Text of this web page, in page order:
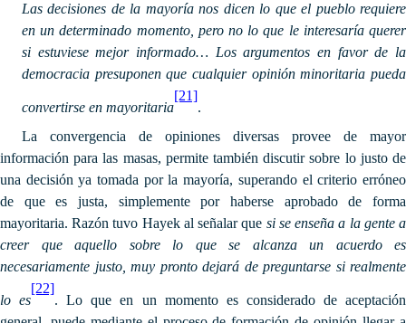
Las decisiones de la mayoría nos dicen lo que el pueblo requiere
en un determinado momento, pero no lo que le interesaría querer
si estuviese mejor informado… Los argumentos en favor de la
democracia presuponen que cualquier opinión minoritaria pueda
convertirse en mayoritaria
[21]
.
La convergencia de opiniones diversas provee de mayor
información para las masas, permite también discutir sobre lo justo de
una decisión ya tomada por la mayoría, superando el criterio erróneo
de que es justa, simplemente por haberse aprobado de forma
mayoritaria. Razón tuvo Hayek al señalar que si se enseña a la gente a
creer que aquello sobre lo que se alcanza un acuerdo es
necesariamente justo, muy pronto dejará de preguntarse si realmente
lo es
[22]
. Lo que en un momento es considerado de aceptación